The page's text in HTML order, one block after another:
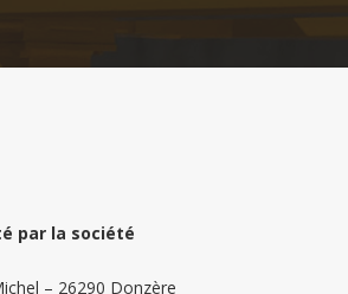
par la société
– 26290 Donzère